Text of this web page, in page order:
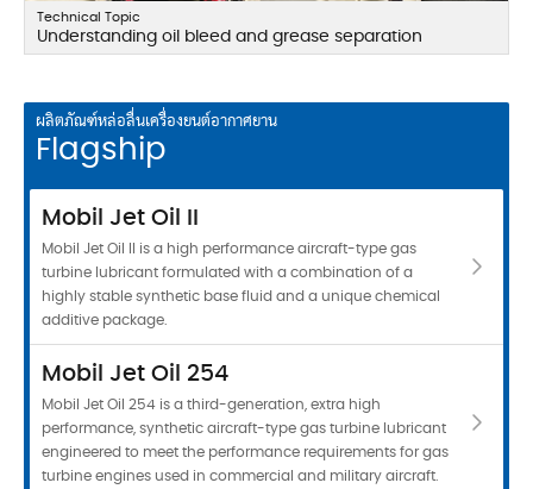
Technical Topic
Understanding oil bleed and grease separation
ผลิตภัณฑ์หล่อลื่นเครื่องยนต์อากาศยาน
Flagship
Mobil Jet Oil II
Mobil Jet Oil II is a high performance aircraft-type gas
turbine lubricant formulated with a combination of a
highly stable synthetic base fluid and a unique chemical
additive package.
Mobil Jet Oil 254
Mobil Jet Oil 254 is a third-generation, extra high
performance, synthetic aircraft-type gas turbine lubricant
engineered to meet the performance requirements for gas
turbine engines used in commercial and military aircraft.